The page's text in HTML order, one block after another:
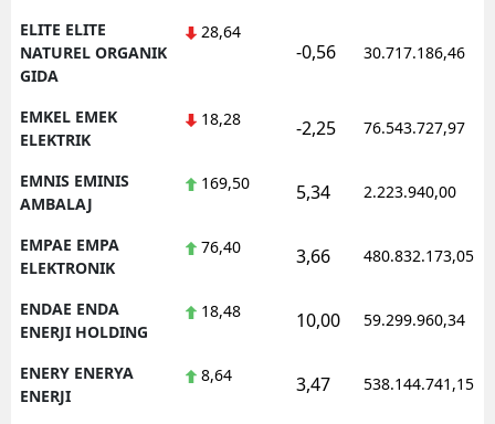
ELITE ELITE
NATUREL ORGANIK
GIDA
28,64
-0,56 30.717.186,46
EMKEL EMEK
ELEKTRIK
18,28 -2,25 76.543.727,97
EMNIS EMINIS
AMBALAJ
169,50 5,34 2.223.940,00
EMPAE EMPA
ELEKTRONIK
76,40 3,66 480.832.173,05
ENDAE ENDA
ENERJI HOLDING
18,48 10,00 59.299.960,34
ENERY ENERYA
ENERJI
8,64 3,47 538.144.741,15